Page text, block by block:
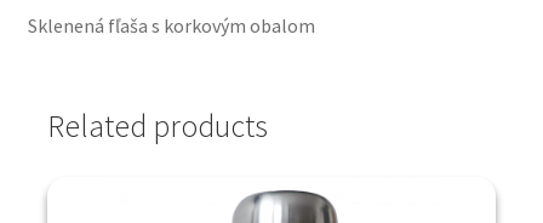
Sklenená fľaša s korkovým obalom
Related products